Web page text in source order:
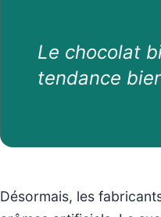
Le chocolat
tendance
Désormais, les